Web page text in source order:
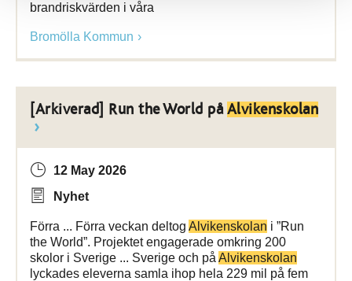
brandriskvärden i våra
Bromölla Kommun
[Arkiverad] Run the World på Alvikenskolan
12 May 2026
Nyhet
Förra ... Förra veckan deltog Alvikenskolan i ”Run
the World”. Projektet engagerade omkring 200
skolor i Sverige ... Sverige och på Alvikenskolan
lyckades eleverna samla ihop hela 229 mil på fem